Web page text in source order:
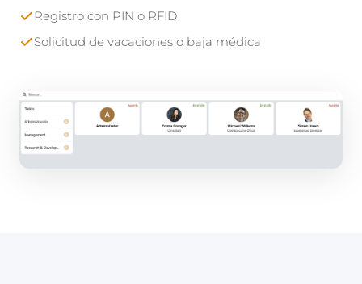
Registro con PIN o RFID
Solicitud de vacaciones o baja médica